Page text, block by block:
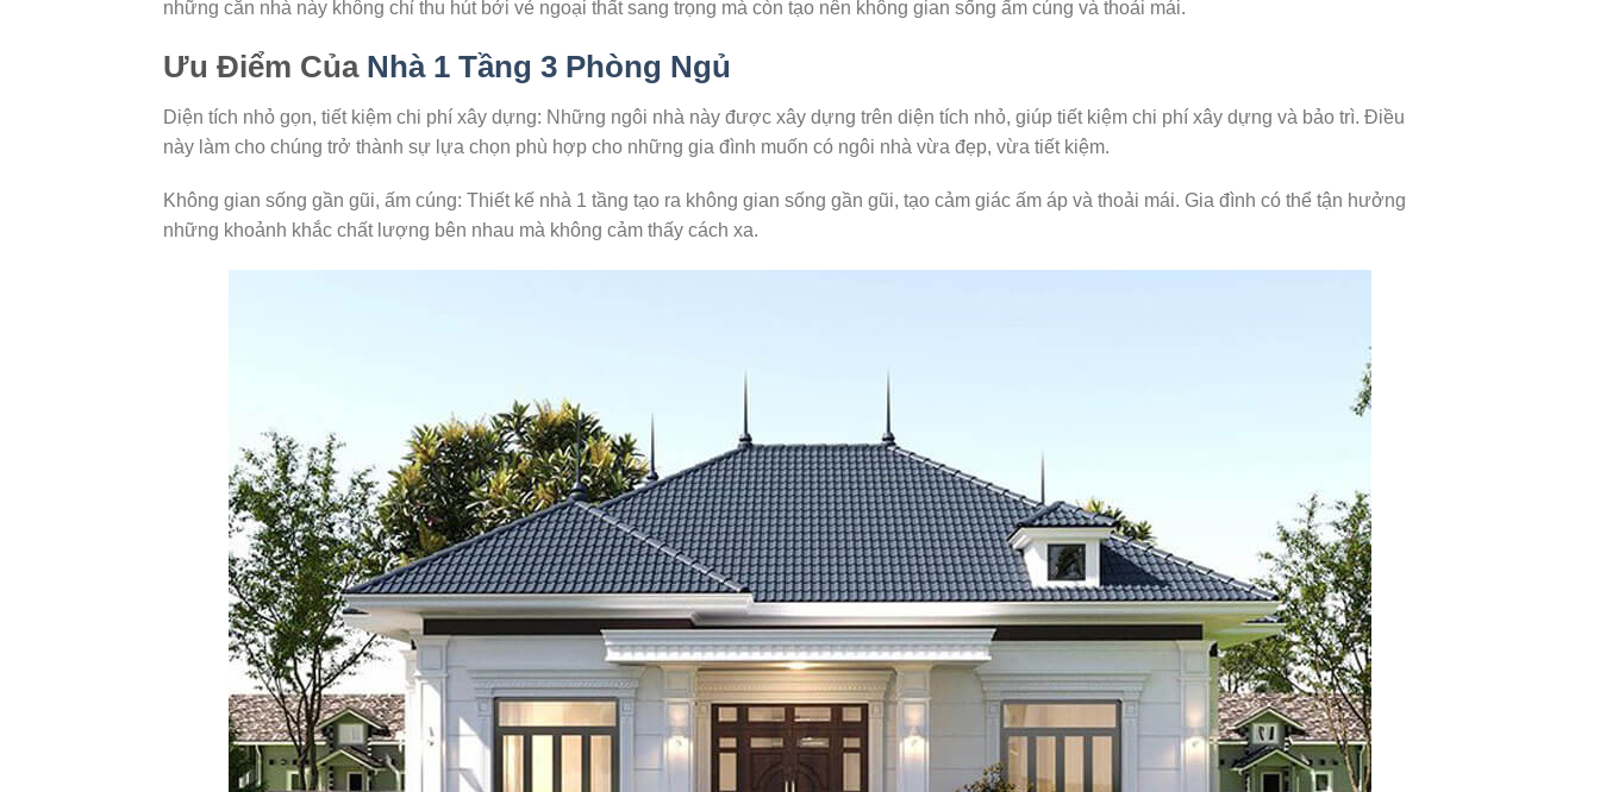
những căn nhà này không chỉ thu hút bởi vẻ ngoại thất sang trọng mà còn tạo nên không gian sống ấm cúng và thoải mái.
Ưu Điểm Của Nhà 1 Tầng 3 Phòng Ngủ
Diện tích nhỏ gọn, tiết kiệm chi phí xây dựng: Những ngôi nhà này được xây dựng trên diện tích nhỏ, giúp tiết kiệm chi phí xây dựng và bảo trì. Điều
này làm cho chúng trở thành sự lựa chọn phù hợp cho những gia đình muốn có ngôi nhà vừa đẹp, vừa tiết kiệm.
Không gian sống gần gũi, ấm cúng: Thiết kế nhà 1 tầng tạo ra không gian sống gần gũi, tạo cảm giác ấm áp và thoải mái. Gia đình có thể tận hưởng
những khoảnh khắc chất lượng bên nhau mà không cảm thấy cách xa.